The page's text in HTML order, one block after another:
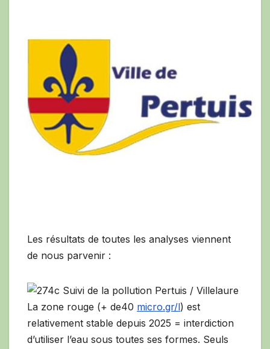
Les résultats de toutes les analyses viennent
de nous parvenir :
La zone rouge (+ de40 micro.gr/l) est
relativement stable depuis 2025 = interdiction
d’utiliser l’eau sous toutes ses formes. Seuls